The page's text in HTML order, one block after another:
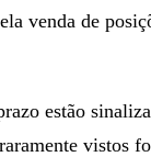
venda de
estão
vistos